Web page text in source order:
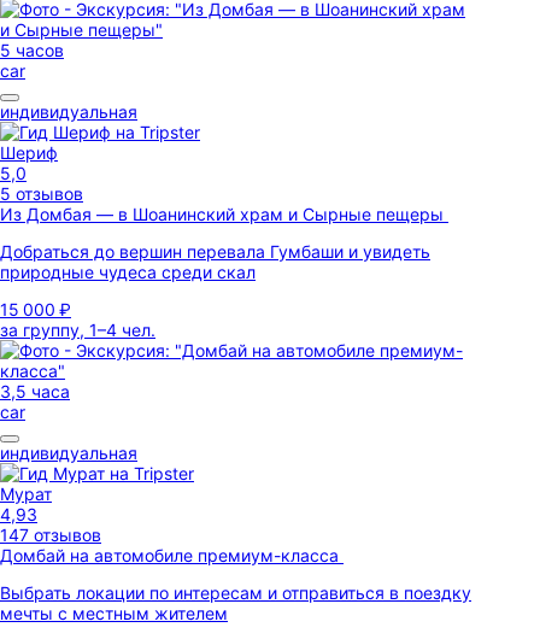
5 часов
car
индивидуальная
Шериф
5,0
5 отзывов
Из Домбая — в Шоанинский храм и Сырные пещеры
Добраться до вершин перевала Гумбаши и увидеть
природные чудеса среди скал
15 000 ₽
за группу, 1–4 чел.
3,5 часа
car
индивидуальная
Мурат
4,93
147 отзывов
Домбай на автомобиле премиум-класса
Выбрать локации по интересам и отправиться в поездку
мечты с местным жителем